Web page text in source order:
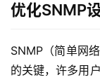
优化SNMP
SNMP（简单网
的关键，许多用